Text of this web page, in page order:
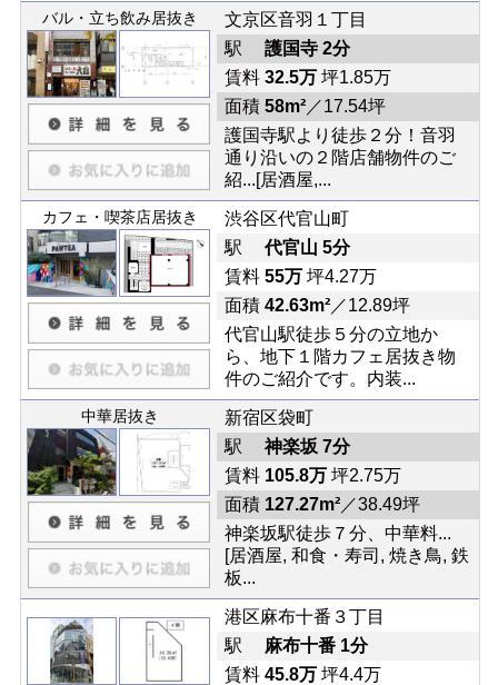
バル・立ち飲み居抜き
文京区音羽１丁目
駅 護国寺 2分
賃料 32.5万坪1.85万
面積 58m²／17.54坪
護国寺駅より徒歩２分！音羽
通り沿いの２階店舗物件のご
紹...[居酒屋,...
カフェ・喫茶店居抜き
渋谷区代官山町
駅 代官山 5分
賃料 55万坪4.27万
面積 42.63m²／12.89坪
代官山駅徒歩５分の立地か
ら、地下１階カフェ居抜き物
件のご紹介です。内装...
中華居抜き
新宿区袋町
駅 神楽坂 7分
賃料 105.8万坪2.75万
面積 127.27m²／38.49坪
神楽坂駅徒歩７分、中華料...
[居酒屋, 和食・寿司, 焼き鳥, 鉄
板...
港区麻布十番３丁目
駅 麻布十番 1分
賃料 45.8万坪4.4万